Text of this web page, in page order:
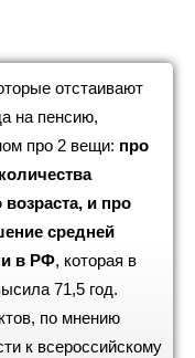
отстаивают
на пенсию,
про 2 вещи: про
и про
средней
в РФ, которая в
71,5 год.
по мнению
к всероссийскому